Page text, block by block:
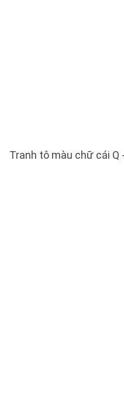
Tranh tô màu chữ cái Q